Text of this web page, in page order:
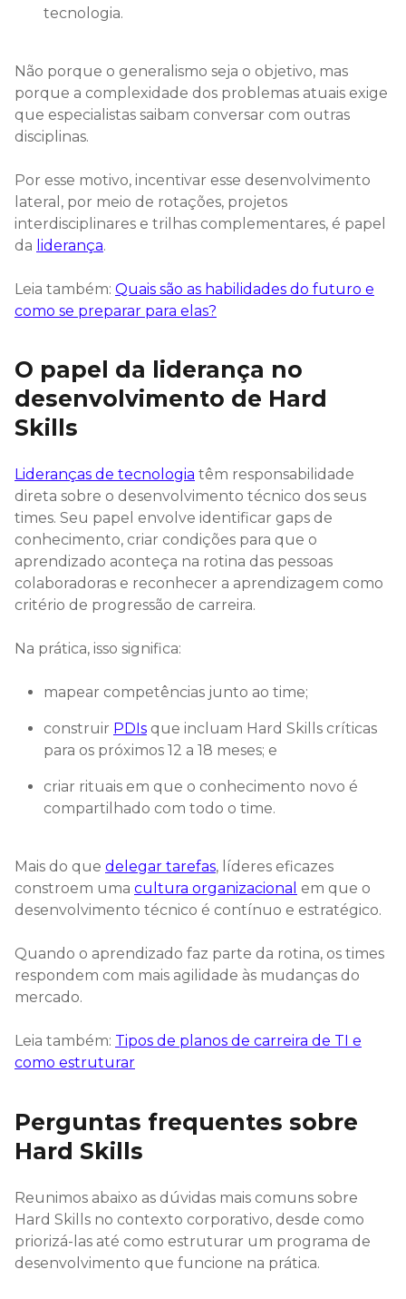
tecnologia.
Não porque o generalismo seja o objetivo, mas
porque a complexidade dos problemas atuais exige
que especialistas saibam conversar com outras
disciplinas.
Por esse motivo, incentivar esse desenvolvimento
lateral, por meio de rotações, projetos
interdisciplinares e trilhas complementares, é papel
da liderança.
Leia também: Quais são as habilidades do futuro e
como se preparar para elas?
O papel da liderança no
desenvolvimento de Hard
Skills
Lideranças de tecnologia têm responsabilidade
direta sobre o desenvolvimento técnico dos seus
times. Seu papel envolve identificar gaps de
conhecimento, criar condições para que o
aprendizado aconteça na rotina das pessoas
colaboradoras e reconhecer a aprendizagem como
critério de progressão de carreira.
Na prática, isso significa:
mapear competências junto ao time;
construir PDIs que incluam Hard Skills críticas
para os próximos 12 a 18 meses; e
criar rituais em que o conhecimento novo é
compartilhado com todo o time.
Mais do que delegar tarefas, líderes eficazes
constroem uma cultura organizacional em que o
desenvolvimento técnico é contínuo e estratégico.
Quando o aprendizado faz parte da rotina, os times
respondem com mais agilidade às mudanças do
mercado.
Leia também: Tipos de planos de carreira de TI e
como estruturar
Perguntas frequentes sobre
Hard Skills
Reunimos abaixo as dúvidas mais comuns sobre
Hard Skills no contexto corporativo, desde como
priorizá-las até como estruturar um programa de
desenvolvimento que funcione na prática.